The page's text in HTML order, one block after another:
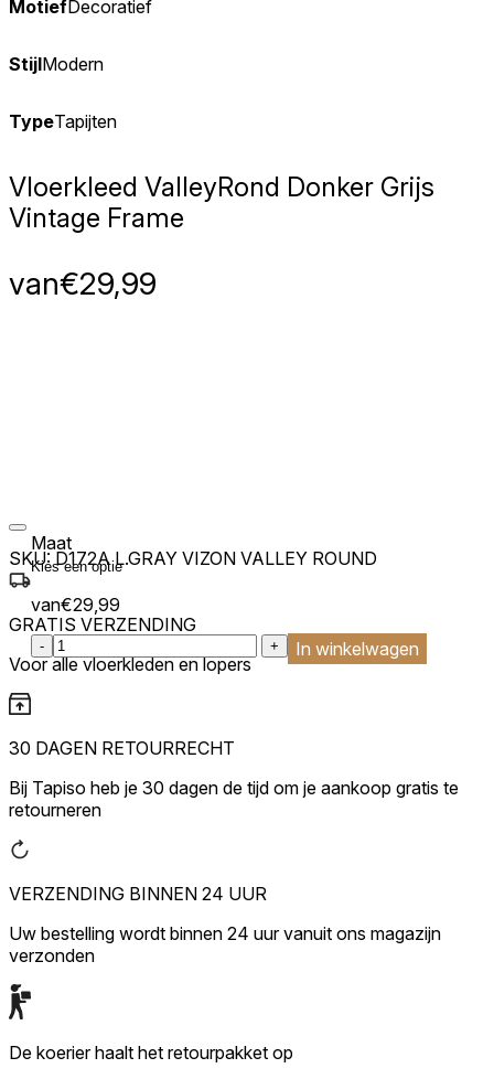
MotiefDecoratief
StijlModern
TypeTapijten
Vloerkleed ValleyRond Donker Grijs
Vintage Frame
van€29,99
Maat
van€29,99
:product_name quantity
- + In winkelwagen
SKU: D172A L.GRAY VIZON VALLEY ROUND
GRATIS VERZENDING
Voor alle vloerkleden en lopers
30 DAGEN RETOURRECHT
Bij Tapiso heb je 30 dagen de tijd om je aankoop gratis te
retourneren
VERZENDING BINNEN 24 UUR
Uw bestelling wordt binnen 24 uur vanuit ons magazijn
verzonden
De koerier haalt het retourpakket op